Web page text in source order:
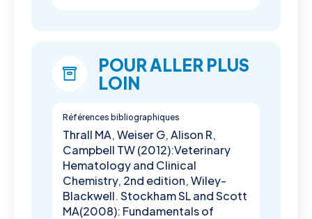
POUR ALLER PLUS
LOIN
Références bibliographiques
Thrall MA, Weiser G, Alison R,
Campbell TW (2012):Veterinary
Hematology and Clinical
Chemistry, 2nd edition, Wiley-
Blackwell. Stockham SL and Scott
MA(2008): Fundamentals of